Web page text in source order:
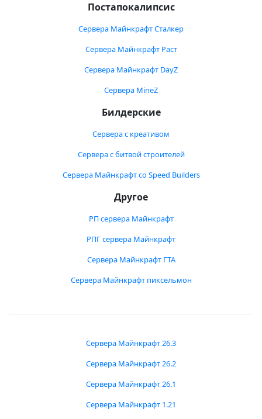
Постапокалипсис
Сервера Майнкрафт Сталкер
Сервера Майнкрафт Раст
Сервера Майнкрафт DayZ
Сервера MineZ
Билдерские
Сервера с креативом
Сервера с битвой строителей
Сервера Майнкрафт со Speed Builders
Другое
РП сервера Майнкрафт
РПГ сервера Майнкрафт
Сервера Майнкрафт ГТА
Сервера Майнкрафт пиксельмон
Сервера Майнкрафт 26.3
Сервера Майнкрафт 26.2
Сервера Майнкрафт 26.1
Сервера Майнкрафт 1.21